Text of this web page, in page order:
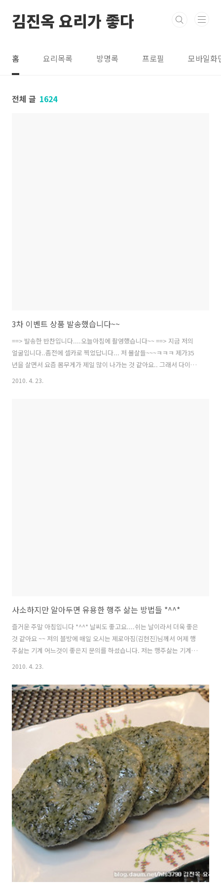
김진옥 요리가 좋다
홈 요리목록 방명록 프로필 모바일화
전체 글 1624
3차 이벤트 상품 발송했습니다~~
==> 발송한 반찬입니다....오늘아침에 촬영했습니다~~ ==> 지금 저의
얼굴입니다..좀전에 셀카로 찍었답니다... 저 볼살들~~~ㅋㅋㅋ 제가35
년을 살면서 요즘 몸무게가 제일 많이 나가는 것 같아요.. 그래서 다이어
트 결심하고...오늘의 얼굴을 기념으로 찍었습니다.. 나중에 살이 빠지면
2010. 4. 23.
사소하지만 알아두면 유용한 행주 삶는 방법들 *^^*
즐거운 주말 아침입니다 *^^* 날씨도 좋고요....쉬는 날이라서 더욱 좋은
것 같아요 ~~ 저의 블방에 매일 오시는 제로아짐(김현진)님께서 어제 행
주삶는 기계 어느것이 좋은지 문의를 하셨습니다. 저는 행주삶는 기계를
사용한적은 없지만 행주를 잘 삶는 방법은 알고 있습니다. 오늘은 부족하
선.....행주를 삶기 위해서는 애벌빨래는 필수입니다. 미지근한 물에서
행주를 세제로 가볍게 세탁합니다.. 요샌 행주비누라고 파는데요...행주
비누로 빨면 냄새도 좋고 세척력도 좋습니다. 없을때는 주방세제나 빨래
비누로 애벌빨래합니다. 첫번째 방법: 애벌빨래한 행주를 스텐으로 된 냄
비에 넣어준후 행주가 잠길정도의 물을 부은후 약간의 가루세제를 넣고
2010. 4. 23.